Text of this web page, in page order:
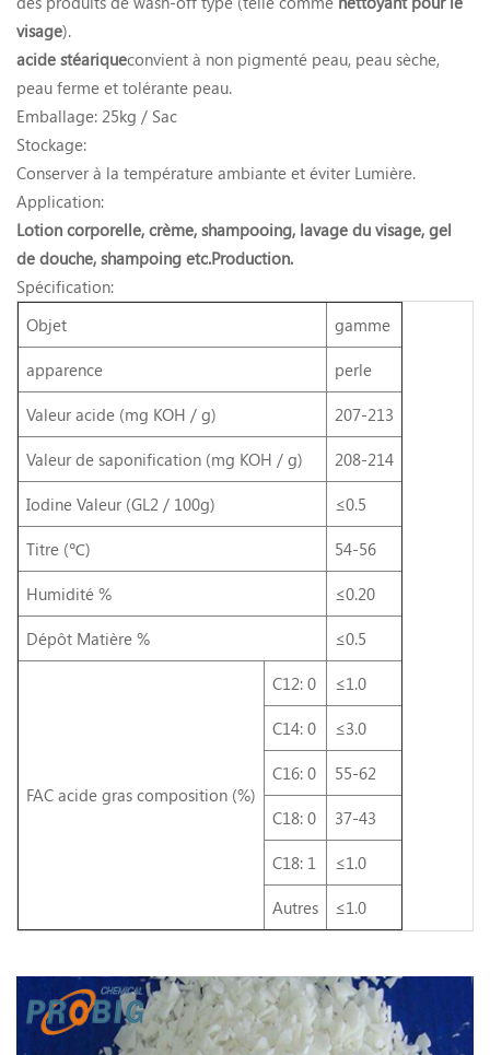
visage).
acide stéariqueconvient à non pigmenté peau, peau sèche,
peau ferme et tolérante peau.
Emballage: 25kg / Sac
Stockage:
Conserver à la température ambiante et éviter Lumière.
Application:
Lotion corporelle, crème, shampooing, lavage du visage, gel
de douche, shampoing etc.Production.
Spécification:
Objet
gamme
apparence perle
Valeur acide (mg KOH / g) 207-213
Valeur de saponification (mg KOH / g) 208-214
Iodine Valeur (GL2 / 100g) ≤0.5
Titre (℃) 54-56
Humidité % ≤0.20
Dépôt Matière % ≤0.5
FAC acide gras composition (%)
C12: 0 ≤1.0
C14: 0 ≤3.0
C16: 0 55-62
C18: 0 37-43
C18: 1 ≤1.0
Autres ≤1.0